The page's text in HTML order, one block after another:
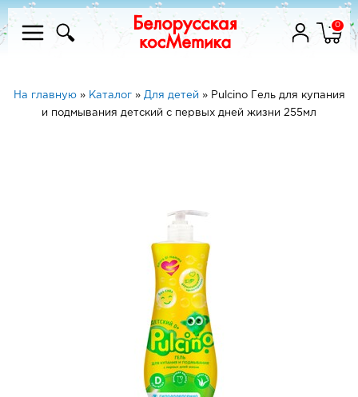
0
На главную» Каталог» Для детей » Pulcino Гель для купания
и подмывания детский с первых дней жизни 255мл